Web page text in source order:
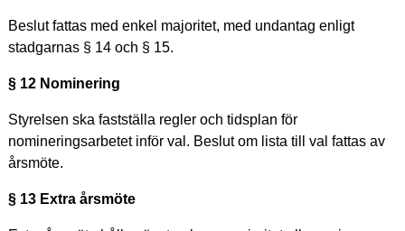
Beslut fattas med enkel majoritet, med undantag enligt
stadgarnas § 14 och § 15.
§ 12 Nominering
Styrelsen ska fastställa regler och tidsplan för
nomineringsarbetet inför val. Beslut om lista till val fattas av
årsmöte.
§ 13 Extra årsmöte